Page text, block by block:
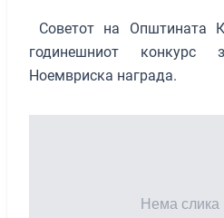
Советот на Општината
годинешниот
Ноемвриска награда.